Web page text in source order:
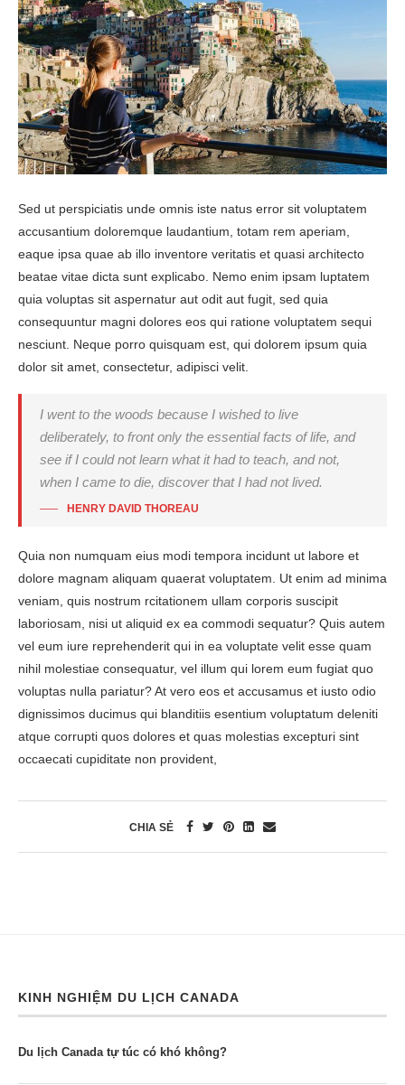
Sed ut perspiciatis unde omnis iste natus error sit voluptatem
accusantium doloremque laudantium, totam rem aperiam,
eaque ipsa quae ab illo inventore veritatis et quasi architecto
beatae vitae dicta sunt explicabo. Nemo enim ipsam luptatem
quia voluptas sit aspernatur aut odit aut fugit, sed quia
consequuntur magni dolores eos qui ratione voluptatem sequi
nesciunt. Neque porro quisquam est, qui dolorem ipsum quia
dolor sit amet, consectetur, adipisci velit.
I went to the woods because I wished to live
deliberately, to front only the essential facts of life, and
see if I could not learn what it had to teach, and not,
when I came to die, discover that I had not lived.
HENRY DAVID THOREAU
Quia non numquam eius modi tempora incidunt ut labore et
dolore magnam aliquam quaerat voluptatem. Ut enim ad minima
veniam, quis nostrum rcitationem ullam corporis suscipit
laboriosam, nisi ut aliquid ex ea commodi sequatur? Quis autem
vel eum iure reprehenderit qui in ea voluptate velit esse quam
nihil molestiae consequatur, vel illum qui lorem eum fugiat quo
voluptas nulla pariatur? At vero eos et accusamus et iusto odio
dignissimos ducimus qui blanditiis esentium voluptatum deleniti
atque corrupti quos dolores et quas molestias excepturi sint
occaecati cupiditate non provident,
CHIA SẺ
KINH NGHIỆM DU LỊCH CANADA
Du lịch Canada tự túc có khó không?